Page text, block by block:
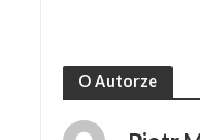
O Autorze